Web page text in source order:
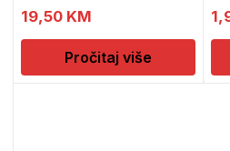
19,50 KM
Pročitaj više